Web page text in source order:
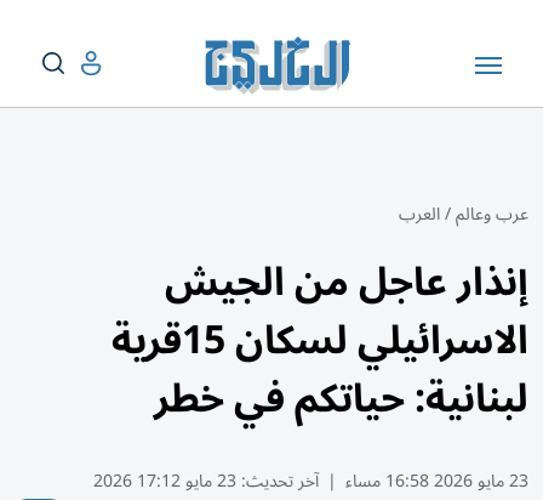
عرب وعالم/العرب
إنذار عاجل من الجيش
الاسرائيلي لسكان 15قرية
لبنانية: حياتكم في خطر
23 مايو 2026 16:58 مساء | آخر تحديث: 23 مايو 17:12 2026